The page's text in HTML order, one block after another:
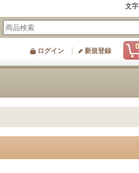
文
0
ログイン 新規登録